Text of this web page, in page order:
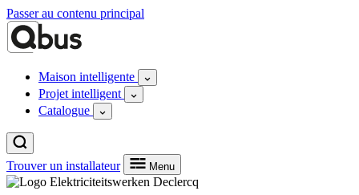
Passer au contenu principal
Maison intelligente
Projet intelligent
Catalogue
Trouver un installateur Menu